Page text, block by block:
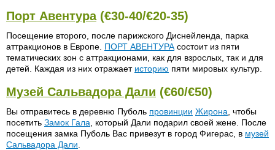
Порт Авентура(€30-40/€20-35)
Посещение второго, после парижского Диснейленда, парка
аттракционов в Европе. ПОРТ АВЕНТУРА состоит из пяти
тематических зон с аттракционами, как для взрослых, так и для
детей. Каждая из них отражает историю пяти мировых культур.
Музей Сальвадора Дали (€60/€50)
Вы отправитесь в деревню Пуболь провинции Жирона , чтобы
посетить Замок Гала , который Дали подарил своей жене. После
посещения замка Пуболь Вас привезут в город Фигерас, в музей
Сальвадора Дали